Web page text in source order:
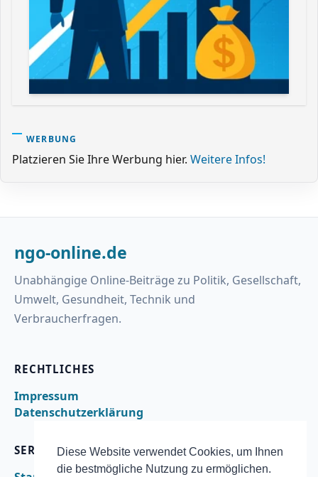
Diese Website verwendet Cookies, um Ihnen
die bestmögliche Nutzung zu ermöglichen.
WERBUNG
Platzieren Sie Ihre Werbung hier. Weitere Infos!
ngo-online.de
Unabhängige Online-Beiträge zu Politik, Gesellschaft,
Umwelt, Gesundheit, Technik und
Verbraucherfragen.
RECHTLICHES
Impressum
Datenschutzerklärung
SERVICE